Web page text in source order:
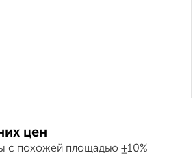
цен
с похожей площадью ±10%